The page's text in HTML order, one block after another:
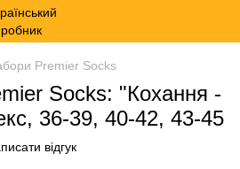
Premier Socks
Socks: "Кохання -
36-39, 40-42, 43-45
відгук